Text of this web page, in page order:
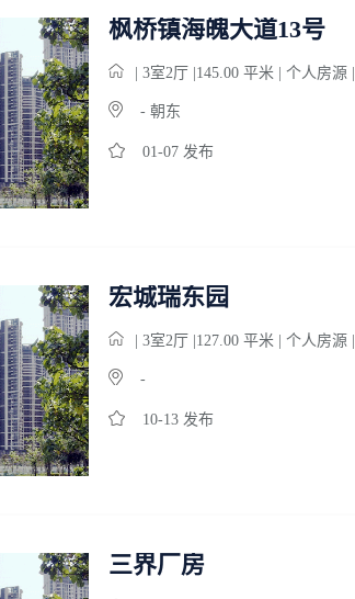
枫桥镇海魄大道13号
| 3室2厅 |145.00 平米 | 个人房源 |
- 朝东
01-07 发布
宏城瑞东园
| 3室2厅 |127.00 平米 | 个人房源 |
-
10-13 发布
三界厂房